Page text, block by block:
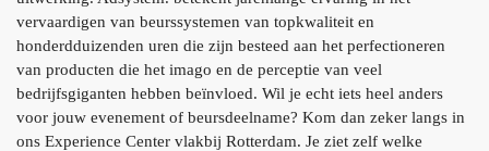
vervaardigen van beurssystemen van topkwaliteit en
honderdduizenden uren die zijn besteed aan het perfectioneren
van producten die het imago en de perceptie van veel
bedrijfsgiganten hebben beïnvloed. Wil je echt iets heel anders
voor jouw evenement of beursdeelname? Kom dan zeker langs in
ons Experience Center vlakbij Rotterdam. Je ziet zelf welke